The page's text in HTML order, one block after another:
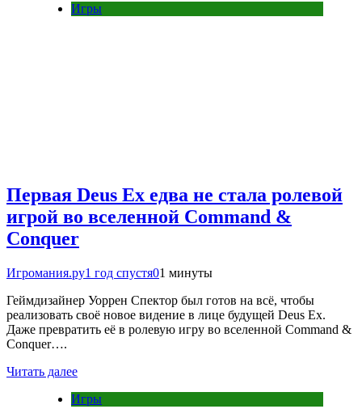
Игры
Первая Deus Ex едва не стала ролевой
игрой во вселенной Command &
Conquer
Игромания.ру1 год спустя01 минуты
Геймдизайнер Уоррен Спектор был готов на всё, чтобы
реализовать своё новое видение в лице будущей Deus Ex.
Даже превратить её в ролевую игру во вселенной Command &
Conquer….
Читать далее
Игры